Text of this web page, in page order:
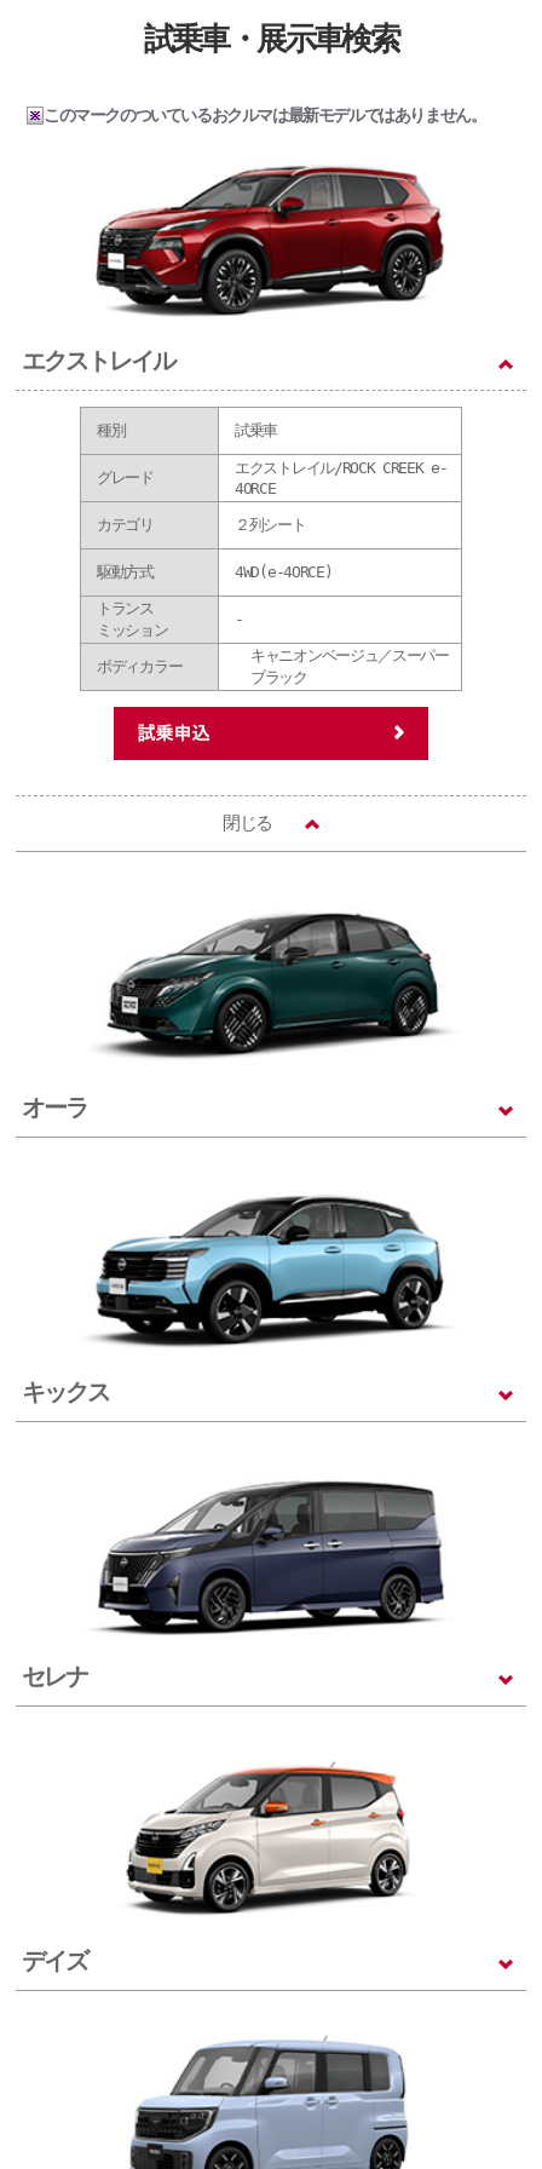
試乗車・展示車検索
このマークのついているおクルマは最新モデルではありません。
エクストレイル
種別 試乗車
グレード
エクストレイル/ROCK CREEK e-
4ORCE
カテゴリ
２列シート
駆動方式
4WD(e-4ORCE)
トランス
ミッション
-
ボディカラー
キャニオンベージュ／スーパー
ブラック
閉じる
オーラ
キックス
セレナ
デイズ